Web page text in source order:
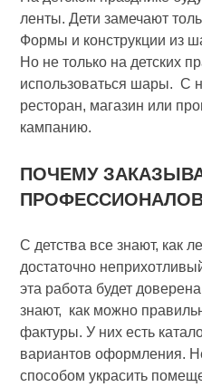
ленты. Дети замечают
Формы и конструкции из
Но не только на детских
использоваться шары. С
ресторан, магазин или
кампанию.
ПОЧЕМУ
С детства все знают, как
достаточно
эта работа будет
знают, как можно
фактуры. У них есть
вариантов оформления.
способом украсить